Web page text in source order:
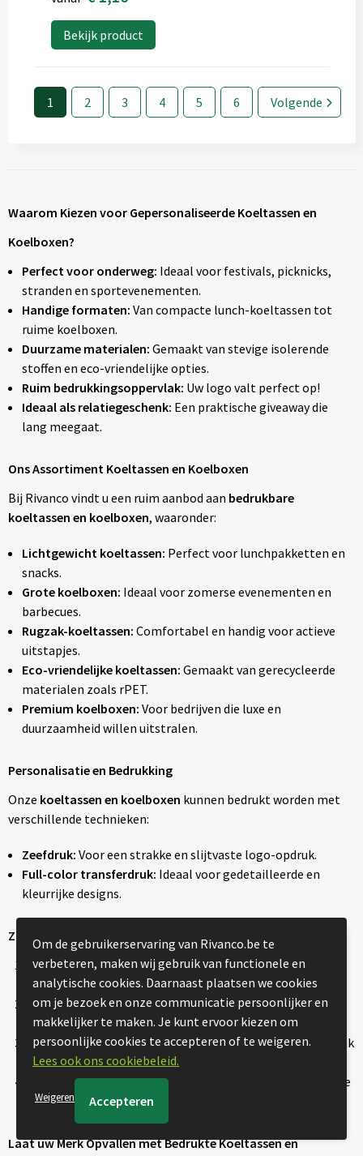
Bekijk product
1 2 3 4 5 6 Volgende
Waarom Kiezen voor Gepersonaliseerde Koeltassen en
Koelboxen?
Perfect voor onderweg: Ideaal voor festivals, picknicks,
stranden en sportevenementen.
Handige formaten: Van compacte lunch-koeltassen tot
ruime koelboxen.
Duurzame materialen: Gemaakt van stevige isolerende
stoffen en eco-vriendelijke opties.
Ruim bedrukkingsoppervlak: Uw logo valt perfect op!
Ideaal als relatiegeschenk: Een praktische giveaway die
lang meegaat.
Ons Assortiment Koeltassen en Koelboxen
Bij Rivanco vindt u een ruim aanbod aan bedrukbare
koeltassen en koelboxen, waaronder:
Lichtgewicht koeltassen: Perfect voor lunchpakketten en
snacks.
Grote koelboxen: Ideaal voor zomerse evenementen en
barbecues.
Rugzak-koeltassen: Comfortabel en handig voor actieve
uitstapjes.
Eco-vriendelijke koeltassen: Gemaakt van gerecycleerde
materialen zoals rPET.
Premium koelboxen: Voor bedrijven die luxe en
duurzaamheid willen uitstralen.
Personalisatie en Bedrukking
Onze koeltassen en koelboxen kunnen bedrukt worden met
verschillende technieken:
Zeefdruk: Voor een strakke en slijtvaste logo-opdruk.
Full-color transferdruk: Ideaal voor gedetailleerde en
kleurrijke designs.
Zo Bestelt u uw Bedrukte Koeltassen en Koelboxen
Kies uw model:Selecteer een koeltas of koelbox die past
bij uw promotie.
Upload het ontwerp:Voeg uw logo of slogan toe voor
maximale merkzichtbaarheid.
Proefdruk en goedkeuring:Ontvang een digitale proefdruk
en geef akkoord.
Snelle levering:Wij zorgen voor een vlotte en betrouwbare
verzending.
Laat uw Merk Opvallen met Bedrukte Koeltassen en
Om de gebruikerservaring van Rivanco.be te
verbeteren, maken wij gebruik van functionele en
analytische cookies. Daarnaast plaatsen we cookies
om je bezoek en onze communicatie persoonlijker en
makkelijker te maken. Je kunt ervoor kiezen om
persoonlijke cookies te accepteren of te weigeren.
Lees ook ons cookiebeleid.
Weigeren